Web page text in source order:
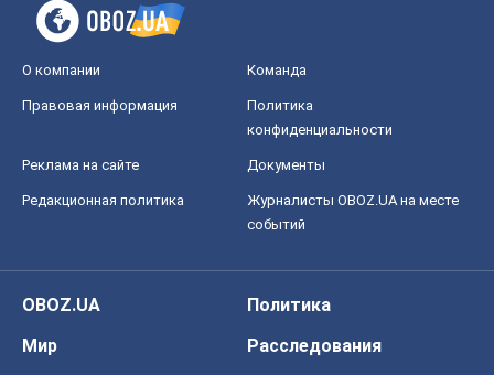
О компании Команда
Правовая информация
Политика
конфиденциальности
Реклама на сайте Документы
Редакционная политика
Журналисты OBOZ.UA на месте
событий
OBOZ.UA
Политика
Мир
Расследования